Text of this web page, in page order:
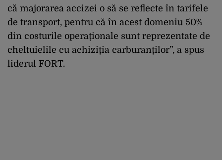
că majorarea accizei o să se reflecte în tarifele
de transport, pentru că în acest domeniu 50%
din costurile operaționale sunt reprezentate de
cheltuielile cu achiziția carburanților”, a spus
liderul FORT.